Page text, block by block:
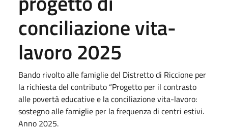
conciliazione vita-
lavoro 2025
Bando rivolto alle famiglie del Distretto di Riccione per
la richiesta del contributo “Progetto per il contrasto
alle povertà educative e la conciliazione vita-lavoro:
sostegno alle famiglie per la frequenza di centri estivi.
Anno 2025.